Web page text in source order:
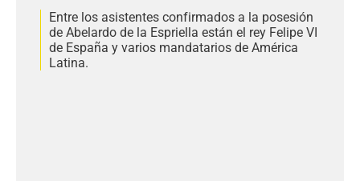
Entre los asistentes confirmados a la posesión
de Abelardo de la Espriella están el rey Felipe VI
de España y varios mandatarios de América
Latina.